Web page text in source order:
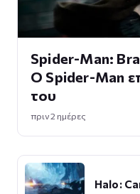
Spider-Man:
Ο Spider-Man
του
πριν 2 ημέρες
Halo: